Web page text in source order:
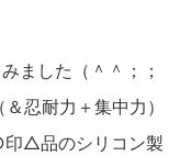
ました（＾＾；；
忍耐力＋集中力）
△品のシリコン製